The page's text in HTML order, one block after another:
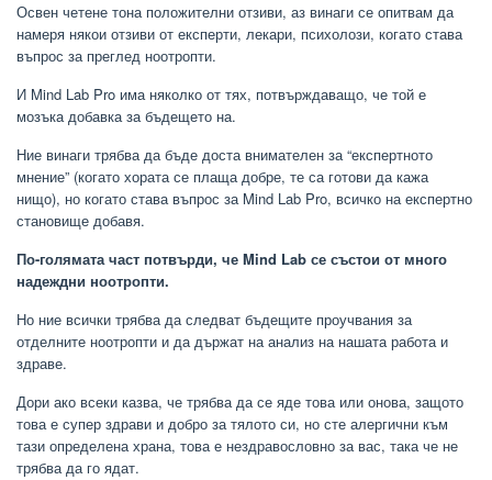
Освен четене тона положителни отзиви, аз винаги се опитвам да
намеря някои отзиви от експерти, лекари, психолози, когато става
въпрос за преглед ноотропти.
И Mind Lab Pro има няколко от тях, потвърждаващо, че той е
мозъка добавка за бъдещето на.
Ние винаги трябва да бъде доста внимателен за “експертното
мнение” (когато хората се плаща добре, те са готови да кажа
нищо), но когато става въпрос за Mind Lab Pro, всичко на експертно
становище добавя.
По-голямата част потвърди, че Mind Lab се състои от много
надеждни ноотропти.
Но ние всички трябва да следват бъдещите проучвания за
отделните ноотропти и да държат на анализ на нашата работа и
здраве.
Дори ако всеки казва, че трябва да се яде това или онова, защото
това е супер здрави и добро за тялото си, но сте алергични към
тази определена храна, това е нездравословно за вас, така че не
трябва да го ядат.